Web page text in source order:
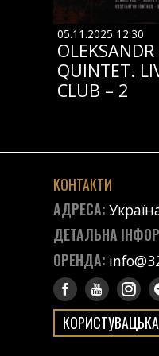
05.11.2025 12:30
QUINTET.
CLUB – 2
КОНТАКТИ
АДРЕСА:
ДЕТАЛЬНА
ОРЕНДА: